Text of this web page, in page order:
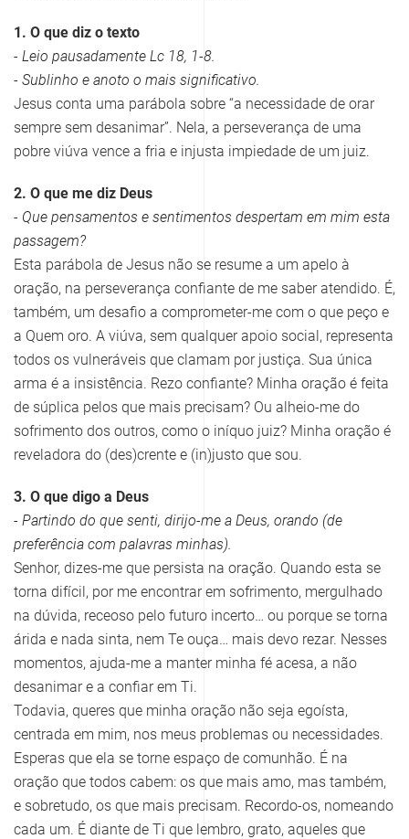
1. O que diz o texto
- Leio pausadamente Lc 18, 1-8.
- Sublinho e anoto o mais significativo.
Jesus conta uma parábola sobre “a necessidade de orar
sempre sem desanimar”. Nela, a perseverança de uma
pobre viúva vence a fria e injusta impiedade de um juiz.
2. O que me diz Deus
- Que pensamentos e sentimentos despertam em mim esta
passagem?
Esta parábola de Jesus não se resume a um apelo à
oração, na perseverança confiante de me saber atendido. É,
também, um desafio a comprometer-me com o que peço e
a Quem oro. A viúva, sem qualquer apoio social, representa
todos os vulneráveis que clamam por justiça. Sua única
arma é a insistência. Rezo confiante? Minha oração é feita
de súplica pelos que mais precisam? Ou alheio-me do
sofrimento dos outros, como o iníquo juiz? Minha oração é
reveladora do (des)crente e (in)justo que sou.
3. O que digo a Deus
- Partindo do que senti, dirijo-me a Deus, orando (de
preferência com palavras minhas).
Senhor, dizes-me que persista na oração. Quando esta se
torna difícil, por me encontrar em sofrimento, mergulhado
na dúvida, receoso pelo futuro incerto… ou porque se torna
árida e nada sinta, nem Te ouça… mais devo rezar. Nesses
momentos, ajuda-me a manter minha fé acesa, a não
desanimar e a confiar em Ti.
Todavia, queres que minha oração não seja egoísta,
centrada em mim, nos meus problemas ou necessidades.
Esperas que ela se torne espaço de comunhão. É na
oração que todos cabem: os que mais amo, mas também,
e sobretudo, os que mais precisam. Recordo-os, nomeando
cada um. É diante de Ti que lembro, grato, aqueles que